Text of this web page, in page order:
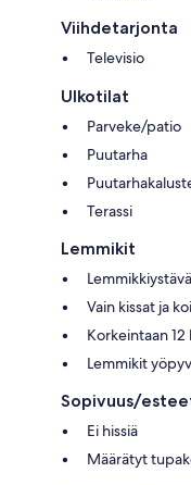
Viihdetarjonta
Televisio
Ulkotilat
Parveke/patio
Puutarha
Terassi
Lemmikit
Vain kissat ja
Korkeintaan
Lemmikit
Sopivuus/
Ei hissiä
Määrätyt